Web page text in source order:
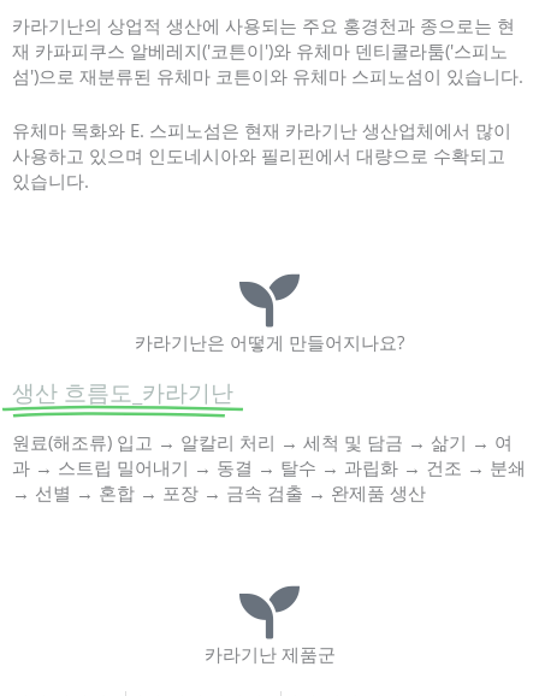
카라기난의 상업적 생산에 사용되는 주요 홍경천과 종으로는 현
재 카파피쿠스 알베레지('코튼이')와 유체마 덴티쿨라툼('스피노
섬')으로 재분류된 유체마 코튼이와 유체마 스피노섬이 있습니다.
유체마 목화와 E. 스피노섬은 현재 카라기난 생산업체에서 많이
사용하고 있으며 인도네시아와 필리핀에서 대량으로 수확되고
있습니다.
카라기난은 어떻게 만들어지나요?
생산 흐름도_카라기난
원료(해조류) 입고 → 알칼리 처리 → 세척 및 담금 → 삶기 → 여
과 → 스트립 밀어내기 → 동결 → 탈수 → 과립화 → 건조 → 분쇄
→ 선별 → 혼합 → 포장 → 금속 검출 → 완제품 생산
카라기난 제품군